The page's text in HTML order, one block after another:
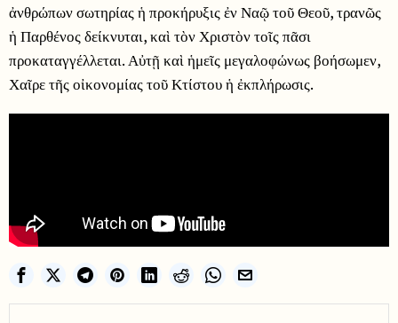
ἀνθρώπων σωτηρίας ἡ προκήρυξις ἐν Ναῷ τοῦ Θεοῦ, τρανῶς
ἡ Παρθένος δείκνυται, καὶ τὸν Χριστὸν τοῖς πᾶσι
προκαταγγέλλεται. Αὐτῇ καὶ ἡμεῖς μεγαλοφώνως βοήσωμεν,
Χαῖρε τῆς οἰκονομίας τοῦ Κτίστου ἡ ἐκπλήρωσις.